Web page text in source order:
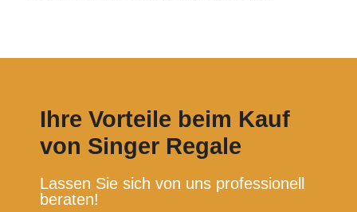
Ihre Vorteile beim Kauf
von Singer Regale
Lassen Sie sich von uns professionell
beraten!